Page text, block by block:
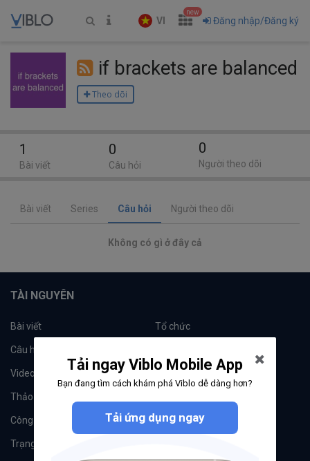
VI
new
Đăng nhập/Đăng ký
if brackets are balanced
Theo dõi
Bài viết Series Câu hỏi Người theo dõi
Không có gì ở đây cả
1
Bài viết
0
Câu hỏi
0
Người theo dõi
TÀI NGUYÊN
Bài viết Tổ chức
Câu hỏi
Videos Tác giả
Thảo luận
Công cụ Machine Learning
Trạng thái hệ thống
Tải ngay Viblo Mobile App
Bạn đang tìm cách khám phá Viblo dễ dàng hơn?
Tải ứng dụng ngay